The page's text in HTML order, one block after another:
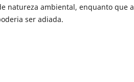
natureza ambiental, enquanto que a
ser adiada.